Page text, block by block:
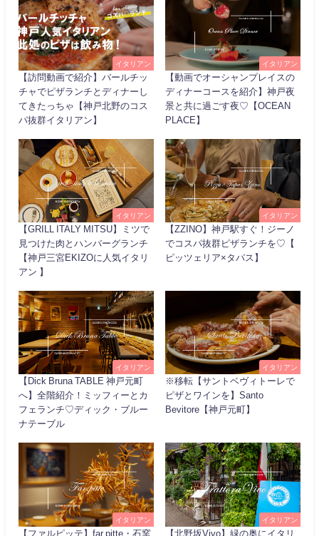
イタリアン
【訪問動画で紹介】バールチッ
チャでピザランチとディナーし
てきたっちゃ【神戸北野のコス
パ抜群イタリアン】
イタリアン
【動画でオーシャンプレイスの
ディナーコースを紹介】神戸夜
景と共に過ごす夜♡【OCEAN
PLACE】
イタリアン
【GRILL ITALY MITSU】ミツで
見つけた肉とハンバーグランチ
【神戸三宮EKIZOに人気イタリ
アン 】
イタリアン
【ZZINO】神戸駅すぐ！ジーノ
でコスパ抜群ピザランチを♡【
ピッツェリア×タパス】
イタリアン
【Dick Bruna TABLE 神戸元町
へ】全階紹介！ミッフィーとカ
フェランチ♡ディック・ブルー
ナテーブル
イタリアン
※移転【サントベヴィトーレで
ピザとワインを】Santo
Bevitore【神戸元町】
イタリアン
【ファルピッテ】far.pitte・石窯
イタリアン
【北野坂Vivo】緑の奥にイタリ